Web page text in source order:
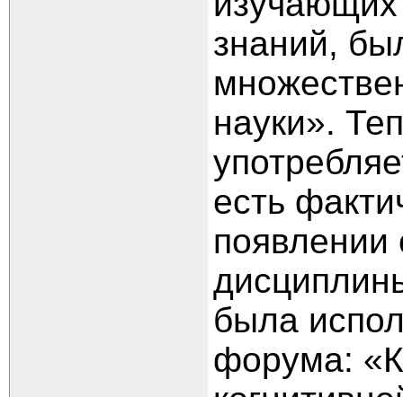
знаний,
науки».
есть
появлении
была
форума: